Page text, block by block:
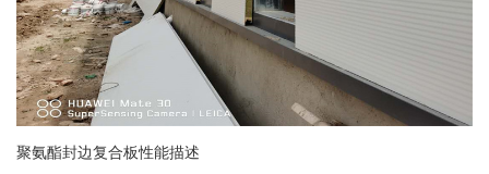
聚氨酯封边复合板性能描述